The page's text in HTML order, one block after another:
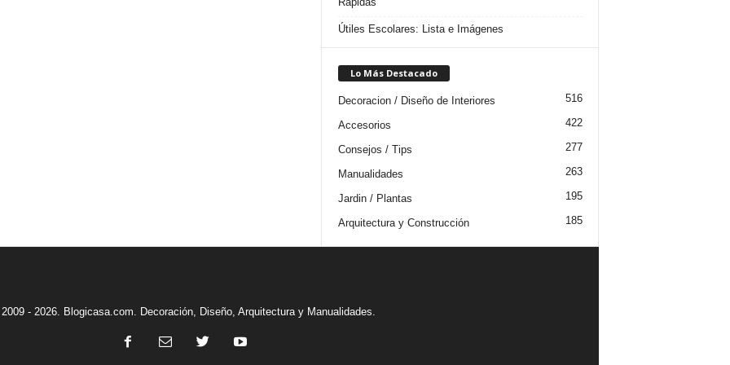
Útiles Escolares: Lista e Imágenes
Lo Más Destacado
Decoracion / Diseño de Interiores 516
Accesorios 422
Consejos / Tips 277
Manualidades 263
Jardin / Plantas 195
Arquitectura y Construcción 185
- 2026. Blogicasa.com. Decoración, Diseño, Arquitectura y Manualidades.